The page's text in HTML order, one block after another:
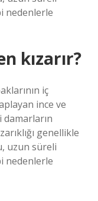
nedenlerle
kızarır?
iç
ince ve
genellikle
uzun süreli
nedenlerle